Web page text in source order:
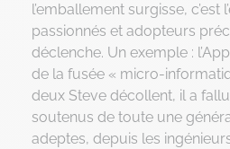
l’emballement surgisse, c’est
passionnés et adopteurs
déclenche. Un exemple :
de la fusée « micro-
deux Steve décollent, il a
soutenus de toute une
adeptes, depuis les